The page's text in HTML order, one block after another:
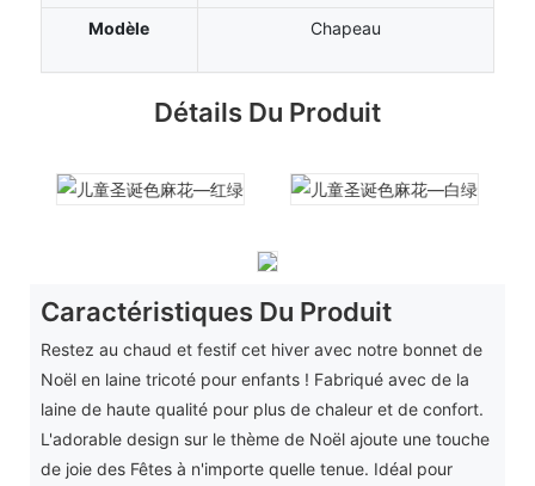
Modèle Chapeau
Détails Du Produit
Caractéristiques Du Produit
Restez au chaud et festif cet hiver avec notre bonnet de
Noël en laine tricoté pour enfants ! Fabriqué avec de la
laine de haute qualité pour plus de chaleur et de confort.
L'adorable design sur le thème de Noël ajoute une touche
de joie des Fêtes à n'importe quelle tenue. Idéal pour